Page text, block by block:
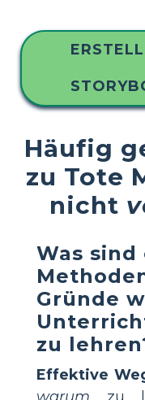
Häufig
zu Tote
nicht
Was
Gründe
zu
Effektive